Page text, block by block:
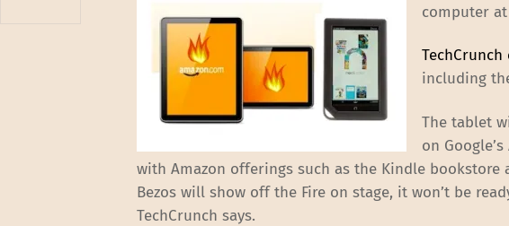
computer at
TechCrunch
including
The tablet
on
with Amazon offerings such as the Kindle bookstore
Bezos will show off the Fire on stage, it won’t be
TechCrunch says.